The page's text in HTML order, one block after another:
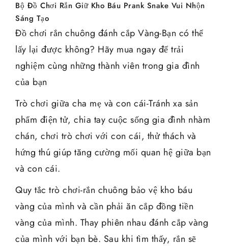
Bộ Đồ Chơi Rắn Giữ Kho Báu Prank Snake Vui Nhộn
Sáng Tạo
Đồ chơi rắn chuông đánh cắp Vàng-Bạn có thể
lấy lại được không? Hãy mua ngay để trải
nghiệm cùng những thành viên trong gia đình
của bạn
Trò chơi giữa cha mẹ và con cái-Tránh xa sản
phẩm điện tử, chia tay cuộc sống gia đình nhàm
chán, chơi trò chơi với con cái, thử thách và
hứng thú giúp tăng cường mối quan hệ giữa bạn
và con cái.
Quy tắc trò chơi-rắn chuông bảo vệ kho báu
vàng của mình và cần phải ăn cắp đồng tiền
vàng của mình. Thay phiên nhau đánh cắp vàng
của mình với bạn bè. Sau khi tìm thấy, rắn sẽ